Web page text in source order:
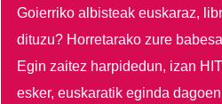
Goierriko albisteak euskaraz,
dituzu? Horretarako zure
Egin zaitez harpidedun, izan
esker, euskaratik eginda